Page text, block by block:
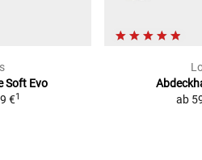
Soft Evo
€1
ab